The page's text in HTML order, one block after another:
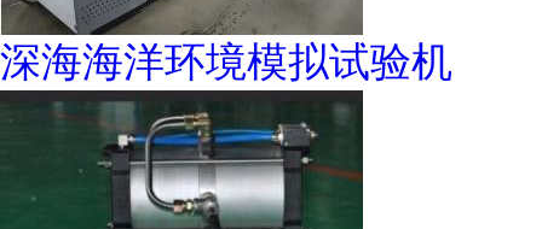
深海海洋环境模拟试验机